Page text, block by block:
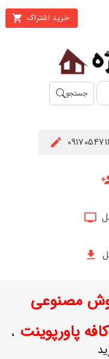
خرید اشتراک
جستجو
مصنوعی
کافه پاورپوینت ،